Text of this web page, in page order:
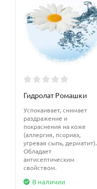
Гидролат Ромашки
Успокаивает, снимает
раздражение и
покраснения на коже
(аллергия, псориаз,
угревая сыпь, дерматит).
Обладает
антисептическим
свойством.
В наличии